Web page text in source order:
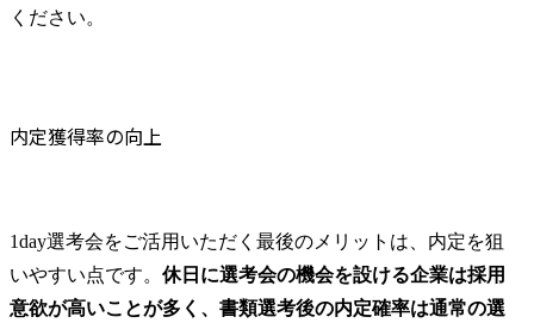
るために必要なトレーニングや、自身の課題に合わせて必要
ると自負しております。 ※トレーニングコンテンツ例(一部
・ITベースキャンプ: IT経験の浅い方もスムーズにオンボー
ディングできるよう、業界でも定評のあるシンプレクスの新
入社員研修をカスタマイズし、約1か月にわたりIT知見を高
めるトレーニングを集中して実施します。(要件定義やプロ
ください。
内定獲得率の向上
1day選考会をご活用いただく最後のメリットは、内定を狙
いやすい点です。 休日に選考会の機会を設ける企業は採用
意欲が高いことが多く、書類選考後の内定確率は通常の選